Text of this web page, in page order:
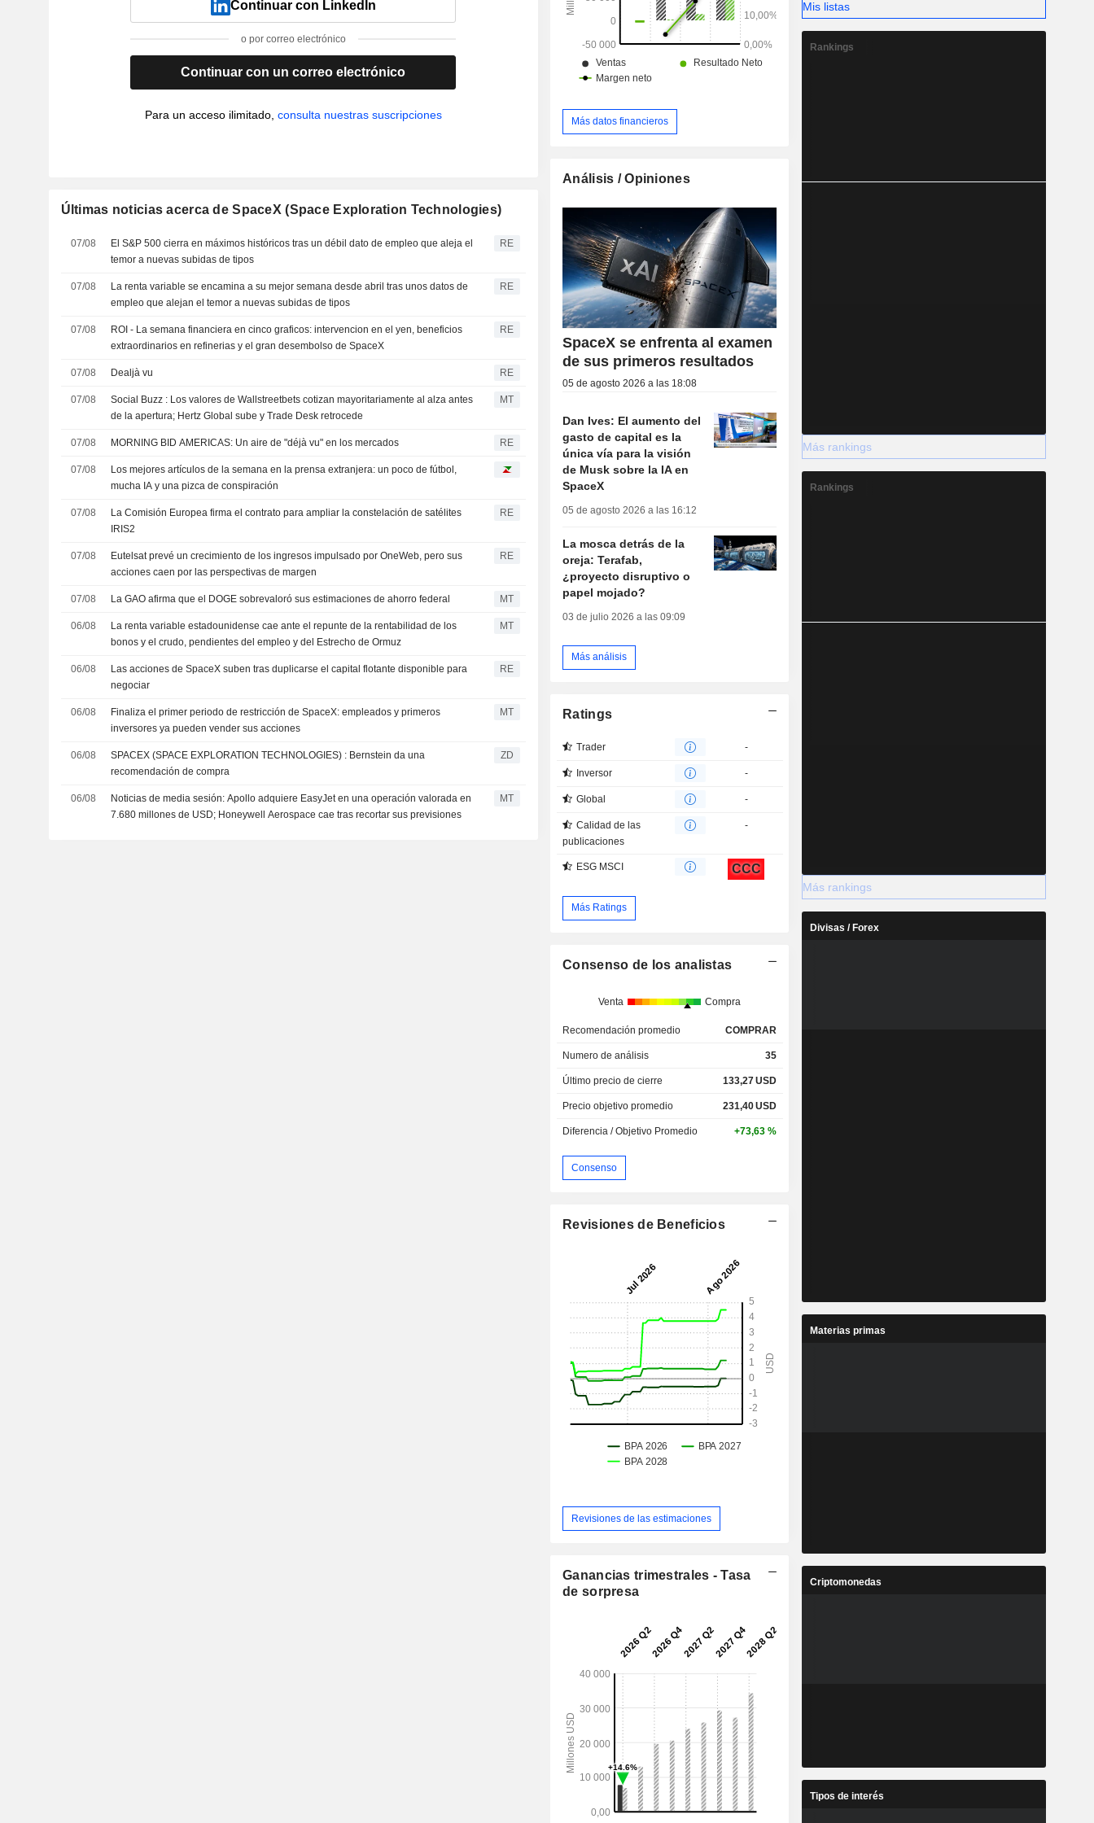
Continuar con LinkedIn
o por correo electrónico
Continuar con un correo electrónico
Para un acceso ilimitado, consulta nuestras suscripciones
Últimas noticias acerca de SpaceX (Space Exploration Technologies)
07/08
El S&P 500 cierra en máximos históricos tras un débil dato de empleo que aleja el
temor a nuevas subidas de tipos
RE
07/08
La renta variable se encamina a su mejor semana desde abril tras unos datos de
empleo que alejan el temor a nuevas subidas de tipos
RE
07/08
ROI - La semana financiera en cinco graficos: intervencion en el yen, beneficios
extraordinarios en refinerias y el gran desembolso de SpaceX
RE
07/08 Dealjà vu RE
07/08
Social Buzz : Los valores de Wallstreetbets cotizan mayoritariamente al alza antes
de la apertura; Hertz Global sube y Trade Desk retrocede
MT
07/08 MORNING BID AMERICAS: Un aire de "déjà vu" en los mercados RE
07/08
Los mejores artículos de la semana en la prensa extranjera: un poco de fútbol,
mucha IA y una pizca de conspiración
07/08
La Comisión Europea firma el contrato para ampliar la constelación de satélites
IRIS2
RE
07/08
Eutelsat prevé un crecimiento de los ingresos impulsado por OneWeb, pero sus
acciones caen por las perspectivas de margen
RE
07/08 La GAO afirma que el DOGE sobrevaloró sus estimaciones de ahorro federal MT
06/08
La renta variable estadounidense cae ante el repunte de la rentabilidad de los
bonos y el crudo, pendientes del empleo y del Estrecho de Ormuz
MT
06/08
Las acciones de SpaceX suben tras duplicarse el capital flotante disponible para
negociar
RE
06/08
Finaliza el primer periodo de restricción de SpaceX: empleados y primeros
inversores ya pueden vender sus acciones
MT
06/08
SPACEX (SPACE EXPLORATION TECHNOLOGIES) : Bernstein da una
recomendación de compra
ZD
06/08
Noticias de media sesión: Apollo adquiere EasyJet en una operación valorada en
7.680 millones de USD; Honeywell Aerospace cae tras recortar sus previsiones
MT
Más datos financieros
Análisis / Opiniones
SpaceX se enfrenta al examen
de sus primeros resultados
05 de agosto 2026 a las 18:08
Dan Ives: El aumento del
gasto de capital es la
única vía para la visión
de Musk sobre la IA en
SpaceX
05 de agosto 2026 a las 16:12
La mosca detrás de la
oreja: Terafab,
¿proyecto disruptivo o
papel mojado?
03 de julio 2026 a las 09:09
Más análisis
Ratings
Trader -
Inversor -
Global -
Calidad de las
publicaciones
-
ESG MSCI CCC
Más Ratings
Consenso de los analistas
Venta Compra
Recomendación promedio COMPRAR
Numero de análisis 35
Último precio de cierre 133,27USD
Precio objetivo promedio 231,40USD
Diferencia / Objetivo Promedio +73,63 %
Consenso
Revisiones de Beneficios
Revisiones de las estimaciones
Ganancias trimestrales - Tasa
de sorpresa
Mis listas
Rankings
Más rankings
Rankings
Más rankings
Divisas / Forex
Materias primas
Criptomonedas
Tipos de interés